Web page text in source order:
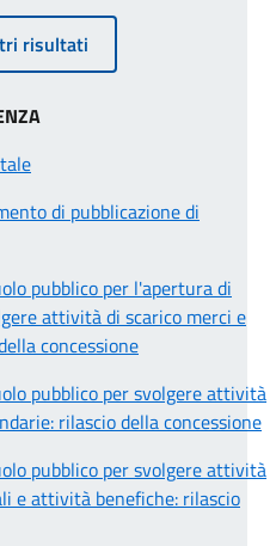
risultati
di pubblicazione di
pubblico per l'apertura di
attività di scarico merci e
concessione
pubblico per svolgere attività
rilascio della concessione
pubblico per svolgere attività
e attività benefiche: rilascio